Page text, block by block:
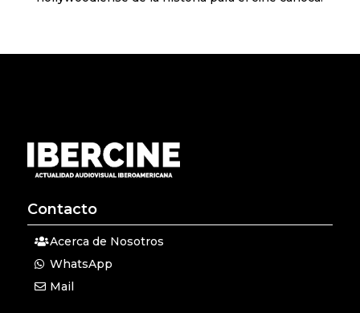
Contacto
Acerca de Nosotros
WhatsApp
Mail